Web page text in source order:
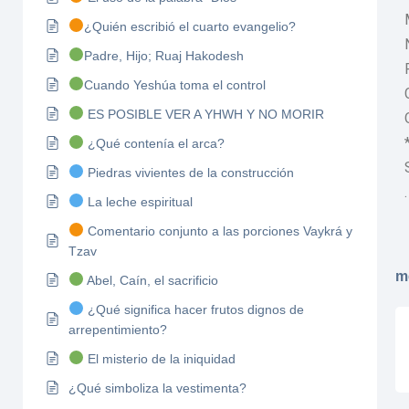
¿Quién escribió el cuarto evangelio?
Padre, Hijo; Ruaj Hakodesh
Cuando Yeshúa toma el control
ES POSIBLE VER A YHWH Y NO MORIR
¿Qué contenía el arca?
Piedras vivientes de la construcción
La leche espiritual
Comentario conjunto a las porciones Vaykrá y
Tzav
Abel, Caín, el sacrificio
¿Qué significa hacer frutos dignos de
arrepentimiento?
El misterio de la iniquidad
¿Qué simboliza la vestimenta?
.